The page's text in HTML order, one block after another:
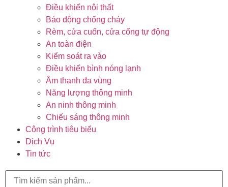
Điều khiển nội thất
Báo động chống cháy
Rèm, cửa cuốn, cửa cổng tự động
An toàn điện
Kiểm soát ra vào
Điều khiển bình nóng lạnh
Âm thanh đa vùng
Năng lượng thông minh
An ninh thông minh
Chiếu sáng thông minh
Công trình tiêu biểu
Dịch Vụ
Tin tức